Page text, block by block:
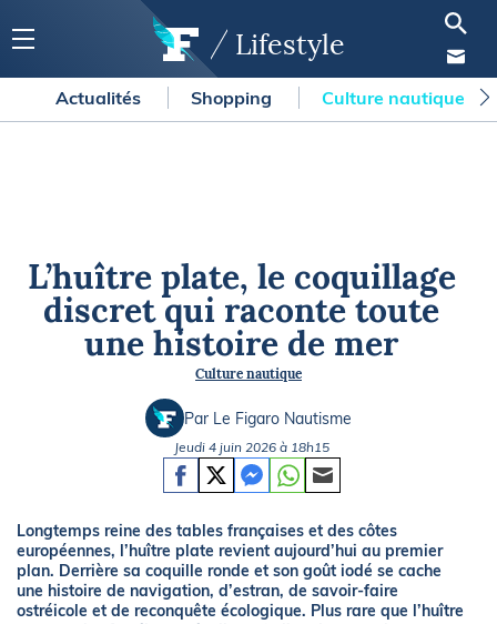
Lifestyle
Actualités Shopping Culture nautique
L’huître plate, le coquillage
discret qui raconte toute
une histoire de mer
Culture nautique
Par Le Figaro Nautisme
Jeudi 4 juin 2026 à 18h15
Longtemps reine des tables françaises et des côtes
européennes, l’huître plate revient aujourd’hui au premier
plan. Derrière sa coquille ronde et son goût iodé se cache
une histoire de navigation, d’estran, de savoir-faire
ostréicole et de reconquête écologique. Plus rare que l’huître